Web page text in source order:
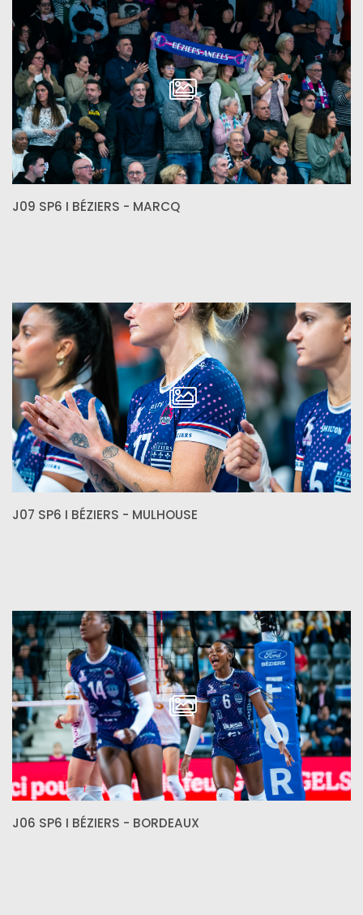
J09 SP6 I BÉZIERS - MARCQ
J07 SP6 I BÉZIERS - MULHOUSE
J06 SP6 I BÉZIERS - BORDEAUX